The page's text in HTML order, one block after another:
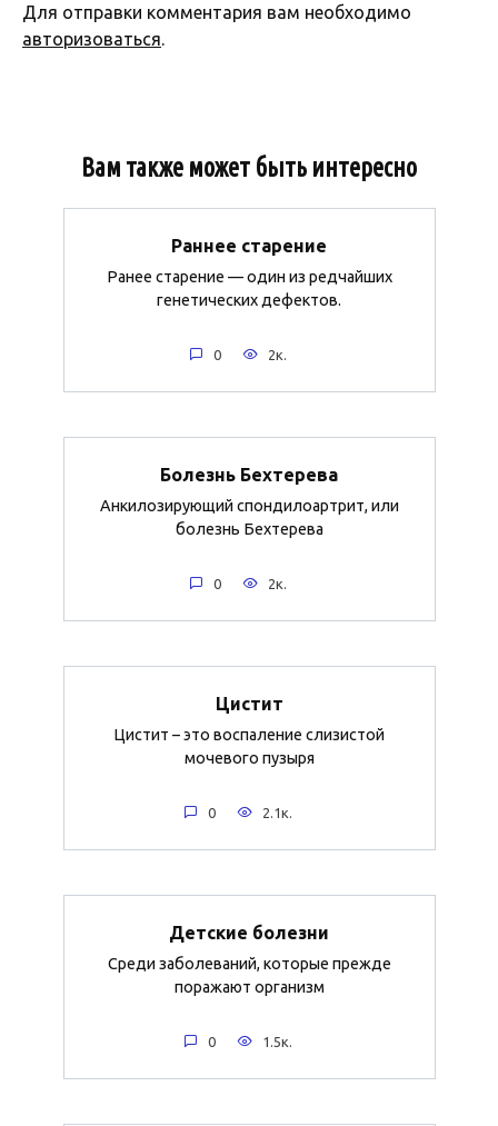
Для отправки комментария вам необходимо
авторизоваться.
Вам также может быть интересно
Раннее старение
Ранее старение — один из редчайших
генетических дефектов.
0 2к.
Болезнь Бехтерева
Анкилозирующий спондилоартрит, или
болезнь Бехтерева
0 2к.
Цистит
Цистит – это воспаление слизистой
мочевого пузыря
0 2.1к.
Детские болезни
Среди заболеваний, которые прежде
поражают организм
0 1.5к.